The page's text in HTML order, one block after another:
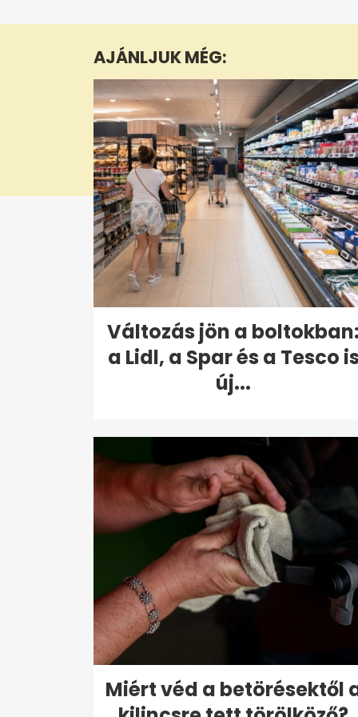
6
0Volume
0%
AJÁNLJUK MÉG:
Változás jön a
a Lidl, a Spar és a Tesco
új...
Miért véd a betörésektől